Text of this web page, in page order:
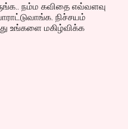
நம்ம கவிதை எவ்வளவு
நிச்சயம்
உங்களை மகிழ்விக்க